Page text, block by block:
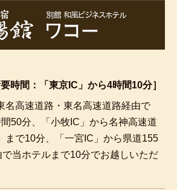
時間：「東京IC」から4時間10分］
名高速道路・東名高速道路経由で
間50分、「小牧IC」から名神高速道
まで10分、「一宮IC」から県道155
当ホテルまで10分でお越しいただ